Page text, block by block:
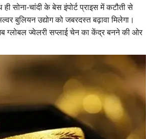
सोना-चांदी के बेस इंपोर्ट प्राइस में कटौती से
बुलियन उद्योग को जबरदस्त बढ़ावा मिलेगा।
ग्लोबल ज्वेलरी सप्लाई चेन का केंद्र बनने की ओर